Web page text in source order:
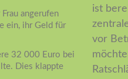
angerufen
ein, ihr Geld für
32 000 Euro bei
Dies klappte
ist
vor